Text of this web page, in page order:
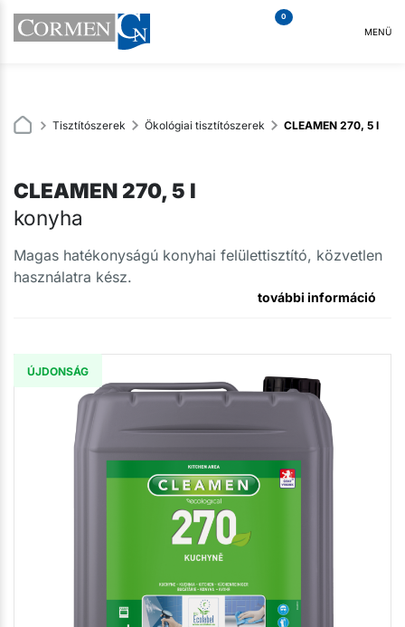
0
MENÜ
Tisztítószerek Ökológiai tisztítószerek CLEAMEN 270, 5 l
CLEAMEN 270, 5 l
konyha
Magas hatékonyságú konyhai felülettisztító, közvetlen
használatra kész.
további információ
ÚJDONSÁG